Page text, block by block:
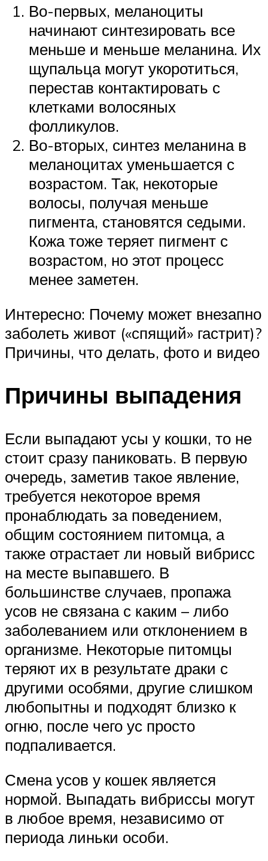
Во-первых, меланоциты
начинают синтезировать все
меньше и меньше меланина. Их
щупальца могут укоротиться,
перестав контактировать с
клетками волосяных
фолликулов.
Во-вторых, синтез меланина в
меланоцитах уменьшается с
возрастом. Так, некоторые
волосы, получая меньше
пигмента, становятся седыми.
Кожа тоже теряет пигмент с
возрастом, но этот процесс
менее заметен.
Интересно: Почему может внезапно
заболеть живот («спящий» гастрит)?
Причины, что делать, фото и видео
Причины выпадения
Если выпадают усы у кошки, то не
стоит сразу паниковать. В первую
очередь, заметив такое явление,
требуется некоторое время
пронаблюдать за поведением,
общим состоянием питомца, а
также отрастает ли новый вибрисс
на месте выпавшего. В
большинстве случаев, пропажа
усов не связана с каким – либо
заболеванием или отклонением в
организме. Некоторые питомцы
теряют их в результате драки с
другими особями, другие слишком
любопытны и подходят близко к
огню, после чего ус просто
подпаливается.
Смена усов у кошек является
нормой. Выпадать вибриссы могут
в любое время, независимо от
периода линьки особи.